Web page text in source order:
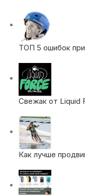
ТОП 5 ошибок
Свежак от Liquid
Как лучше